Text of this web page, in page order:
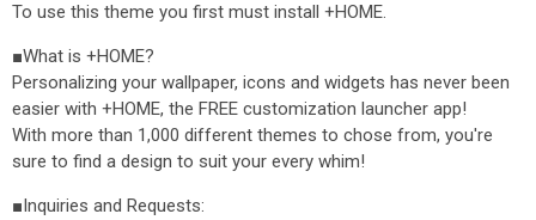
To use this theme you first must install +HOME.
■What is +HOME?
Personalizing your wallpaper, icons and widgets has never been
easier with +HOME, the FREE customization launcher app!
With more than 1,000 different themes to chose from, you're
sure to find a design to suit your every whim!
■Inquiries and Requests: